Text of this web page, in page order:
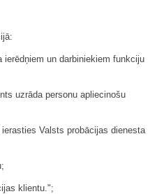
un darbiniekiem funkciju
uzrāda personu apliecinošu
Valsts probācijas dienesta
klientu.";